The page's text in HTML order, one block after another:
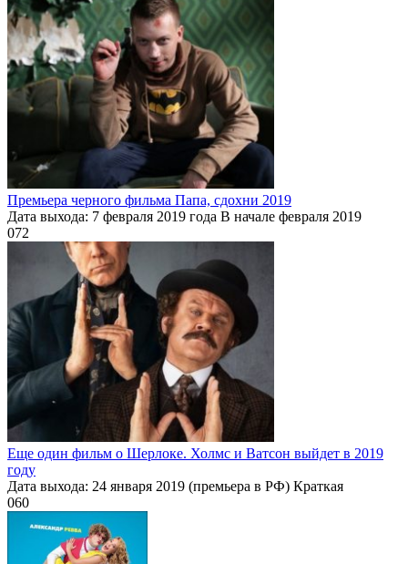
Премьера черного фильма Папа, сдохни 2019
Дата выхода: 7 февраля 2019 года В начале февраля 2019
072
Еще один фильм о Шерлоке. Холмс и Ватсон выйдет в 2019
году
Дата выхода: 24 января 2019 (премьера в РФ) Краткая
060